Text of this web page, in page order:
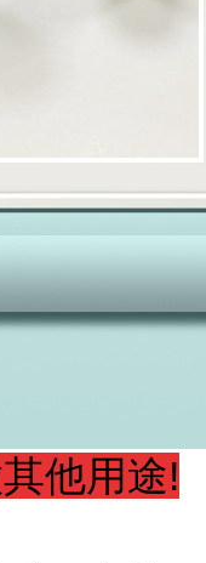
他用途!